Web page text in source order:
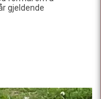
gjeldende